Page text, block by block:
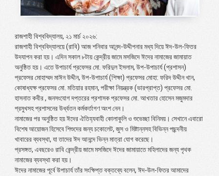
রাজশাহী বিশ্ববিদ্যালয়, ২১ মার্চ ২০২৬:
রাজশাহী বিশ্ববিদ্যালয়ে (রাবি) আজ শনিবার আনন্দ-উদ্দীপনার মধ্য দিয়ে ঈদ-উল-ফিতর
উদযাপন করা হয়। এদিন সকাল ৮টায় কেন্দ্রীয় জামে মসজিদে ঈদের নামাজের জামায়াত
অনুষ্ঠিত হয়। এতে উপাচার্য প্রফেসর মো. ফরিদুল ইসলাম, উপ-উপাচার্য (প্রশাসন)
প্রফেসর মোহাম্মদ মাঈন উদ্দীন, উপ-উপাচার্য (শিক্ষা) প্রফেসর মোহা: ফরিদ উদ্দীন খান,
কোষাধ্যক্ষ প্রফেসর মো. মতিয়ার রহমান, পরীক্ষা নিয়ন্ত্রক (ভারপ্রাপ্ত) প্রফেসর মো.
হাসনাত কবীর , জনসংযোগ দপ্তরের প্রশাসক প্রফেসর মো. আখতার হোসেন মজুমদার
প্রমুখসহ প্রশাসনের উর্ধ্বতন কর্মকর্তাগণ অংশ নেন।
নামাজের পর অনুষ্ঠিত হয় ঈদের ঐতিহ্যবাহী কোলাকুলি ও শুভেচ্ছা বিনিময়। সেখানে এবারো
বিশেষ আয়োজন হিসেবে শিশুদের জন্য চকোলেট, জুস ও মিষ্টান্নসহ বিভিন্ন পছন্দনীয়
খাবারের ব্যবস্থা, যা তাদের ঈদ আনন্দে ভিন্ন মাত্রা যোগ করেছে।
প্রসঙ্গত, এবছরেও রাবি কেন্দ্রীয় জামে মসজিদে ঈদের জামায়াতে মহিলাদের জন্য পৃথক
নামাজের ব্যবস্থা করা হয়।
ঈদের নামাজের পূর্বে উপাচার্য তাঁর সংক্ষিপ্ত বক্তব্যে বলেন, ঈদ-উল-ফিতর আমাদের